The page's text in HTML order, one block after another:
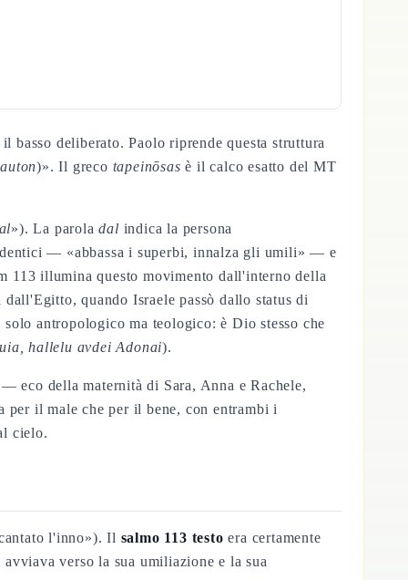
deliberato. Paolo riprende questa struttura
)». Il greco tapeinōsas è il calco esatto del MT
»). La paroladal indica la persona
— «abbassa i superbi, innalza gli umili» — e
illumina questo movimento dall'interno della
quando Israele passò dallo status di
antropologico ma teologico: è Dio stesso che
hallelu avdei Adonai).
eco della maternità di Sara, Anna e Rachele,
il male che per il bene, con entrambi i
cielo.
l'inno»). Il salmo 113 testo era certamente
verso la sua umiliazione e la sua